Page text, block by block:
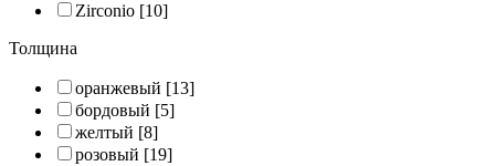
Zirconio [10]
Толщина
оранжевый [13]
бордовый [5]
желтый [8]
розовый [19]